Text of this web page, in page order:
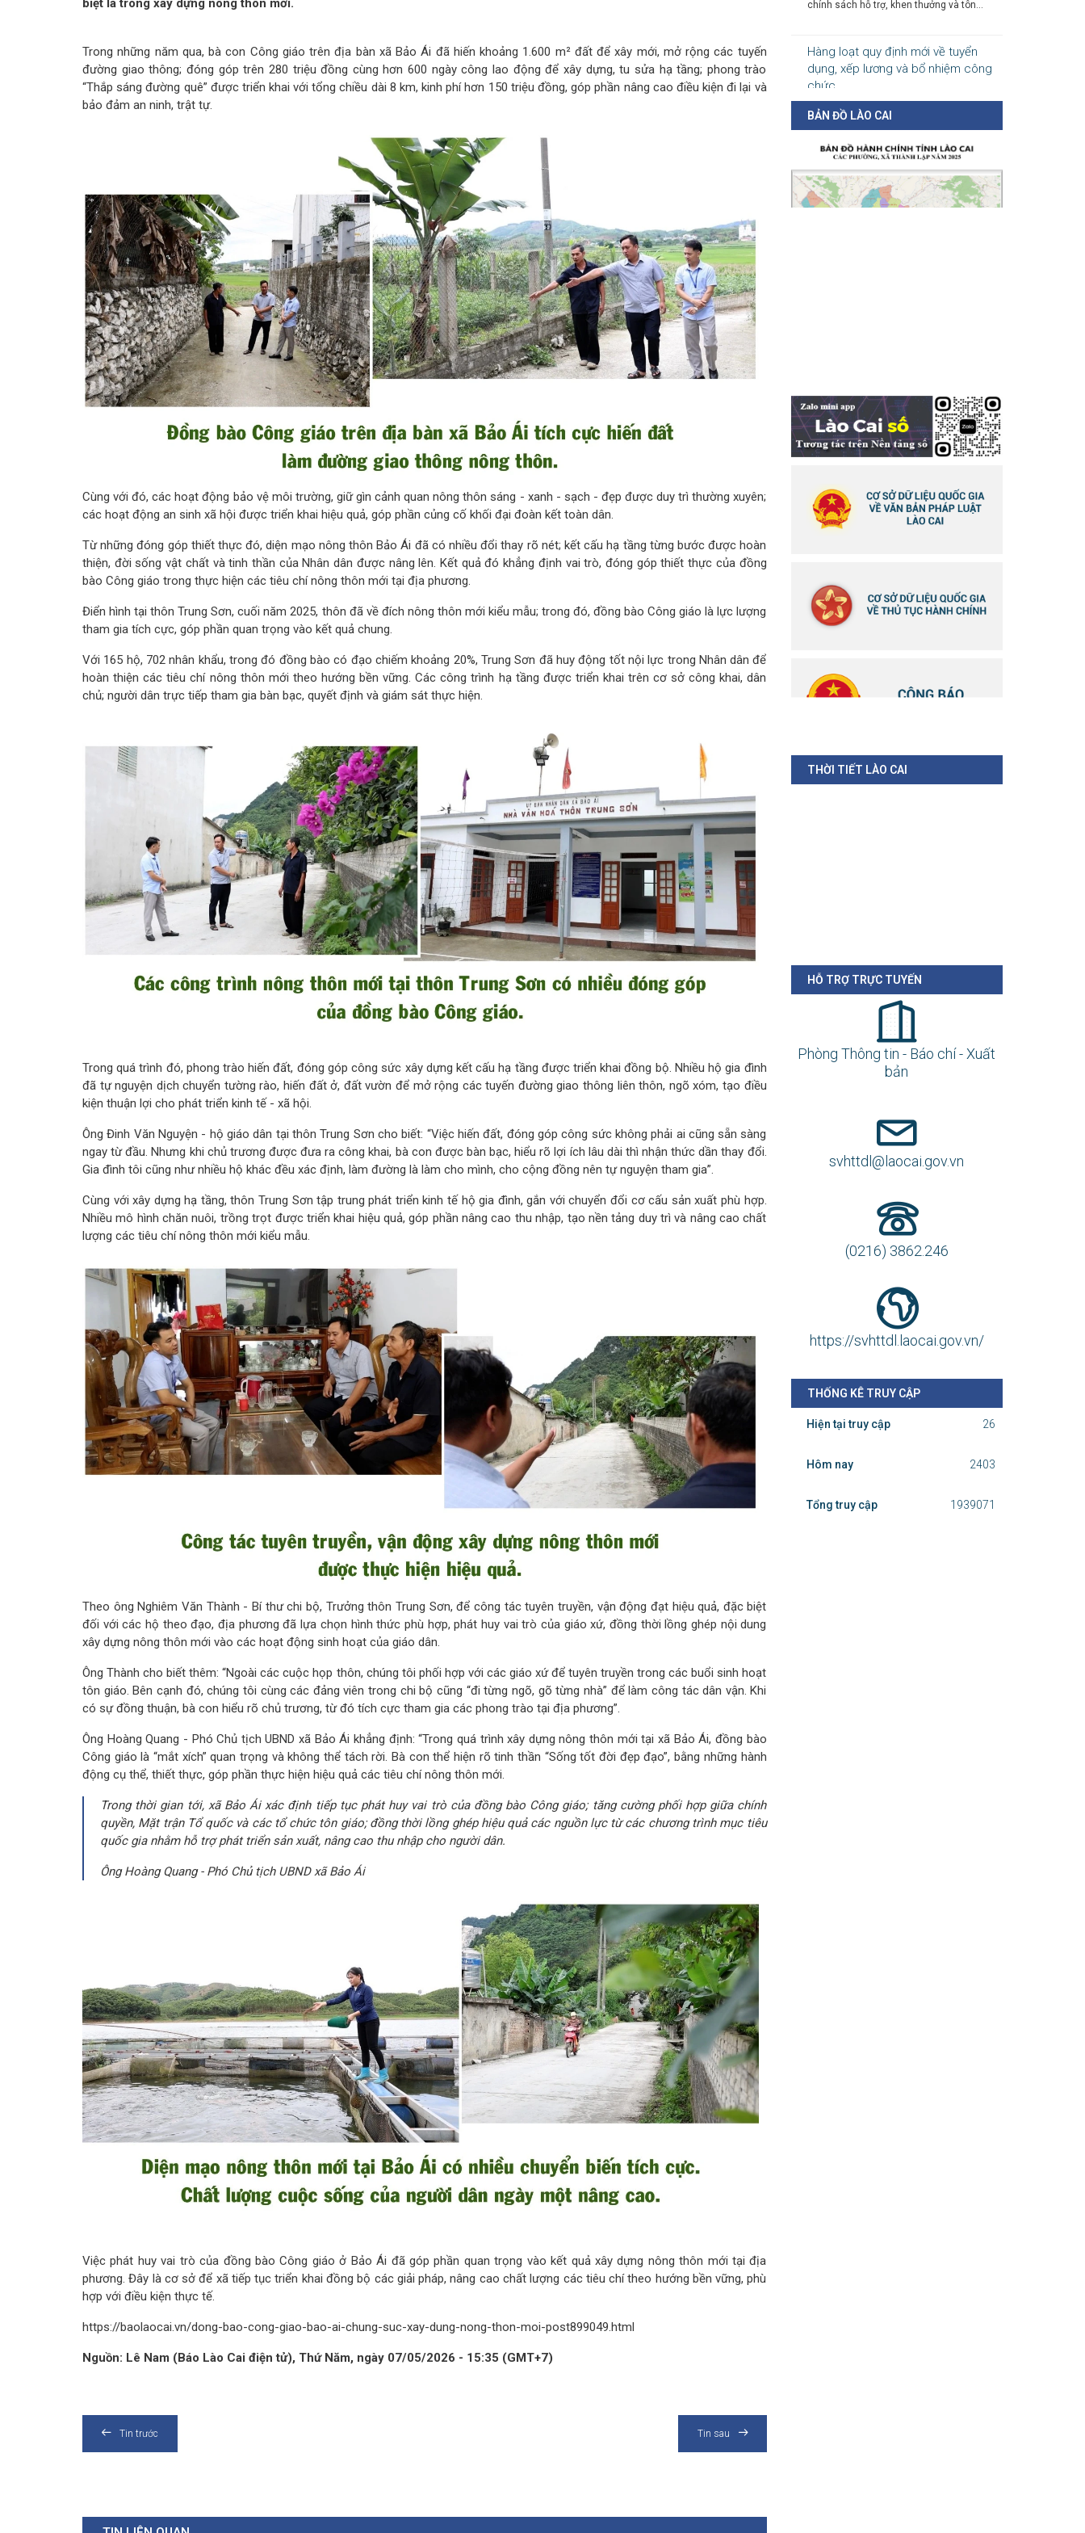
biệt là trong xây dựng nông thôn mới.
Trong những năm qua, bà con Công giáo trên địa bàn xã Bảo Ái đã hiến khoảng 1.600 m² đất để xây mới, mở rộng các tuyến
đường giao thông; đóng góp trên 280 triệu đồng cùng hơn 600 ngày công lao động để xây dựng, tu sửa hạ tầng; phong trào
“Thắp sáng đường quê” được triển khai với tổng chiều dài 8 km, kinh phí hơn 150 triệu đồng, góp phần nâng cao điều kiện đi lại và
bảo đảm an ninh, trật tự.
Cùng với đó, các hoạt động bảo vệ môi trường, giữ gìn cảnh quan nông thôn sáng - xanh - sạch - đẹp được duy trì thường xuyên;
các hoạt động an sinh xã hội được triển khai hiệu quả, góp phần củng cố khối đại đoàn kết toàn dân.
Từ những đóng góp thiết thực đó, diện mạo nông thôn Bảo Ái đã có nhiều đổi thay rõ nét; kết cấu hạ tầng từng bước được hoàn
thiện, đời sống vật chất và tinh thần của Nhân dân được nâng lên. Kết quả đó khẳng định vai trò, đóng góp thiết thực của đồng
bào Công giáo trong thực hiện các tiêu chí nông thôn mới tại địa phương.
Điển hình tại thôn Trung Sơn, cuối năm 2025, thôn đã về đích nông thôn mới kiểu mẫu; trong đó, đồng bào Công giáo là lực lượng
tham gia tích cực, góp phần quan trọng vào kết quả chung.
Với 165 hộ, 702 nhân khẩu, trong đó đồng bào có đạo chiếm khoảng 20%, Trung Sơn đã huy động tốt nội lực trong Nhân dân để
hoàn thiện các tiêu chí nông thôn mới theo hướng bền vững. Các công trình hạ tầng được triển khai trên cơ sở công khai, dân
chủ; người dân trực tiếp tham gia bàn bạc, quyết định và giám sát thực hiện.
Trong quá trình đó, phong trào hiến đất, đóng góp công sức xây dựng kết cấu hạ tầng được triển khai đồng bộ. Nhiều hộ gia đình
đã tự nguyện dịch chuyển tường rào, hiến đất ở, đất vườn để mở rộng các tuyến đường giao thông liên thôn, ngõ xóm, tạo điều
kiện thuận lợi cho phát triển kinh tế - xã hội.
Ông Đinh Văn Nguyện - hộ giáo dân tại thôn Trung Sơn cho biết: “Việc hiến đất, đóng góp công sức không phải ai cũng sẵn sàng
ngay từ đầu. Nhưng khi chủ trương được đưa ra công khai, bà con được bàn bạc, hiểu rõ lợi ích lâu dài thì nhận thức dần thay đổi.
Gia đình tôi cũng như nhiều hộ khác đều xác định, làm đường là làm cho mình, cho cộng đồng nên tự nguyện tham gia”.
Cùng với xây dựng hạ tầng, thôn Trung Sơn tập trung phát triển kinh tế hộ gia đình, gắn với chuyển đổi cơ cấu sản xuất phù hợp.
Nhiều mô hình chăn nuôi, trồng trọt được triển khai hiệu quả, góp phần nâng cao thu nhập, tạo nền tảng duy trì và nâng cao chất
lượng các tiêu chí nông thôn mới kiểu mẫu.
Theo ông Nghiêm Văn Thành - Bí thư chi bộ, Trưởng thôn Trung Sơn, để công tác tuyên truyền, vận động đạt hiệu quả, đặc biệt
đối với các hộ theo đạo, địa phương đã lựa chọn hình thức phù hợp, phát huy vai trò của giáo xứ, đồng thời lồng ghép nội dung
xây dựng nông thôn mới vào các hoạt động sinh hoạt của giáo dân.
Ông Thành cho biết thêm: “Ngoài các cuộc họp thôn, chúng tôi phối hợp với các giáo xứ để tuyên truyền trong các buổi sinh hoạt
tôn giáo. Bên cạnh đó, chúng tôi cùng các đảng viên trong chi bộ cũng “đi từng ngõ, gõ từng nhà” để làm công tác dân vận. Khi
có sự đồng thuận, bà con hiểu rõ chủ trương, từ đó tích cực tham gia các phong trào tại địa phương”.
Ông Hoàng Quang - Phó Chủ tịch UBND xã Bảo Ái khẳng định: “Trong quá trình xây dựng nông thôn mới tại xã Bảo Ái, đồng bào
Công giáo là “mắt xích” quan trọng và không thể tách rời. Bà con thể hiện rõ tinh thần “Sống tốt đời đẹp đạo”, bằng những hành
động cụ thể, thiết thực, góp phần thực hiện hiệu quả các tiêu chí nông thôn mới.
Trong thời gian tới, xã Bảo Ái xác định tiếp tục phát huy vai trò của đồng bào Công giáo; tăng cường phối hợp giữa chính
quyền, Mặt trận Tổ quốc và các tổ chức tôn giáo; đồng thời lồng ghép hiệu quả các nguồn lực từ các chương trình mục tiêu
quốc gia nhằm hỗ trợ phát triển sản xuất, nâng cao thu nhập cho người dân.
Ông Hoàng Quang - Phó Chủ tịch UBND xã Bảo Ái
Việc phát huy vai trò của đồng bào Công giáo ở Bảo Ái đã góp phần quan trọng vào kết quả xây dựng nông thôn mới tại địa
phương. Đây là cơ sở để xã tiếp tục triển khai đồng bộ các giải pháp, nâng cao chất lượng các tiêu chí theo hướng bền vững, phù
hợp với điều kiện thực tế.
https://baolaocai.vn/dong-bao-cong-giao-bao-ai-chung-suc-xay-dung-nong-thon-moi-post899049.html
Nguồn: Lê Nam (Báo Lào Cai điện tử), Thứ Năm, ngày 07/05/2026 - 15:35 (GMT+7)
Tin trước Tin sau
chức
04-08-2026
Nghị định 300/2026/NĐ-CP vừa sửa đổi, bổ
BẢN ĐỒ LÀO CAI
THỜI TIẾT LÀO CAI
HỖ TRỢ TRỰC TUYẾN
bản
svhttdl@laocai.gov.vn
(0216) 3862.246